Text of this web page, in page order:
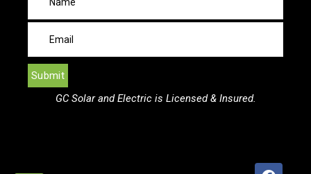
GC Solar and Electric is Licensed & Insured.